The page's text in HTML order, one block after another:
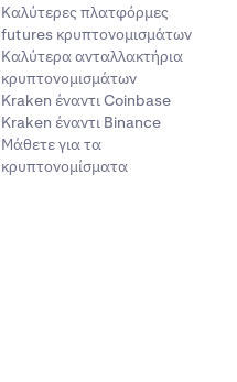
Καλύτερες πλατφόρμες
futures κρυπτονομισμάτων
Καλύτερα ανταλλακτήρια
κρυπτονομισμάτων
Kraken έναντι Coinbase
Kraken έναντι Binance
Μάθετε για τα
κρυπτονομίσματα